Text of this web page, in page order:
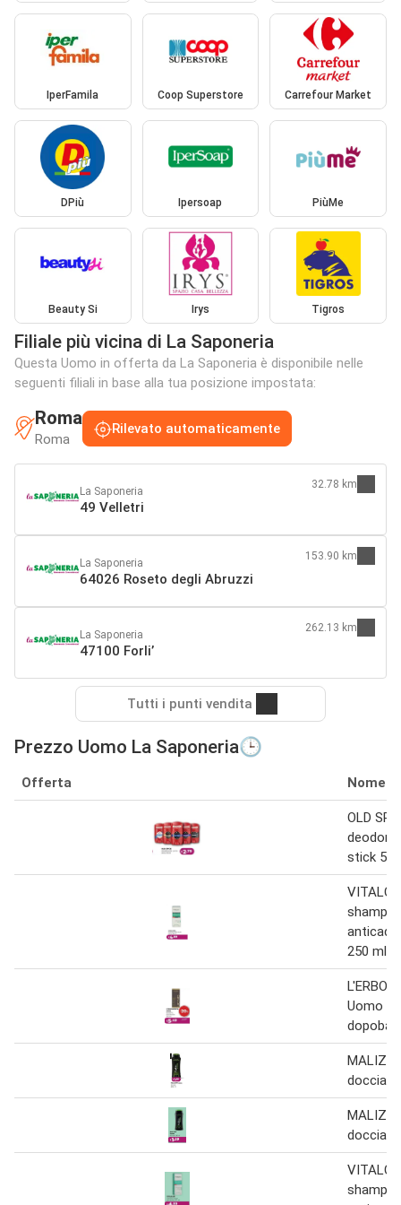
IperFamila Coop Superstore Carrefour Market
DPiù Ipersoap PiùMe
Beauty Si Irys Tigros
Filiale più vicina di La Saponeria
Questa Uomo in offerta da La Saponeria è disponibile nelle
seguenti filiali in base alla tua posizione impostata:
Roma
Roma
Rilevato automaticamente
La Saponeria
49 Velletri
32.78 km
La Saponeria
64026 Roseto degli Abruzzi
153.90 km
La Saponeria
47100 Forli’
262.13 km
Tutti i punti vendita
Prezzo Uomo La Saponeria🕒
Offerta Nome
OLD
stick 50
250 ml
Uomo
doccia
doccia